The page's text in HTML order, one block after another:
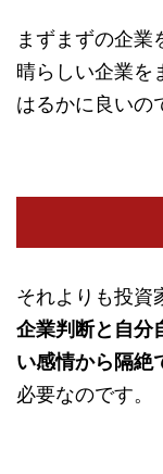
まずまずの企
晴らしい企業を
はるかに良いの
それよりも投資
企業判断と自分
い感情から隔絶
必要なのです。